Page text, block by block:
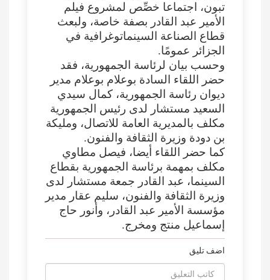
تبون، اجتماعا خصِّص لمشروع فيلم
الأمير عبد القادر بصفة خاصة، ولبعث
قطاع الصناعة السينماتوغرافية في
الجزائر عمومًا.
وحسب بيان لرئاسة الجمهورية، فقد
حضر اللقاء السادة بوعلام بوعلام مدير
ديوان رئاسة الجمهورية، كمال سيدي
السعيد مستشار لدى رئيس الجمهورية
مكلف بالمديرية العامة للاتصال، ومليكة
بن دودة وزيرة الثقافة والفنون.
كما حضر اللقاء أيضا، فيصل مطاوي
مكلف بمهمة برئاسة الجمهورية بقطاع
السينما، عبد القادر جمعة مستشار لدى
وزيرة الثقافة والفنون، سليم عقار مدير
مؤسسة الأمير عبد القادر، وأنور حاج
إسماعيل منتج ومخرج.
اضف تليق